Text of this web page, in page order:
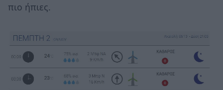
πιο ήπιες.